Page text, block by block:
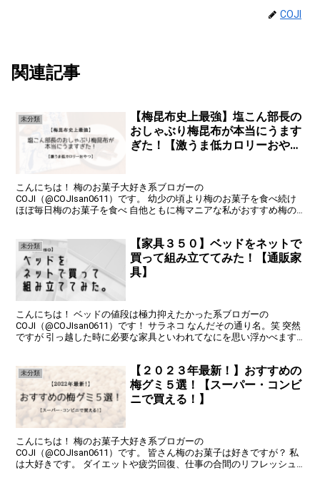
COJI
関連記事
未分類
【梅昆布史上最強】塩こん部長の
おしゃぶり梅昆布が本当にうます
ぎた！【激うま低カロリーおや
こんにちは！ 梅のお菓子大好き系ブロガーの
COJI（@COJIsan0611）です。 幼少の頃より梅のお菓子を食べ続け
ほぼ毎日梅のお菓子を食べ 自他ともに梅マニアな私がおすすめ梅の
未分類
【家具３５０】ベッドをネットで
買って組み立ててみた！【通販家
具】
こんにちは！ ベッドの値段は極力抑えたかった系ブロガーの
COJI（@COJIsan0611）です！ サラネコ なんだその通り名。笑 突然
ですが 引っ越した時に必要な家具といわれてなにを思い浮かべます
未分類
【２０２３年最新！】おすすめの
梅グミ５選！【スーパー・コンビ
ニで買える！】
こんにちは！ 梅のお菓子大好き系ブロガーの
COJI（@COJIsan0611）です。 皆さん梅のお菓子は好きですが？ 私
は大好きです。 ダイエットや疲労回復、仕事の合間のリフレッシュ